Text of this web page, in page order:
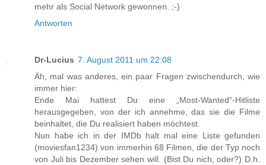
mehr als Social Network gewonnen. ;-)
Antworten
Dr-Lucius 7. August 2011 um 22:08
Äh, mal was anderes, ein paar Fragen zwischendurch, wie
immer hier:
Ende Mai hattest Du eine „Most-Wanted“-Hitliste
herausgegeben, von der ich annehme, das sie die Filme
beinhaltet, die Du realisiert haben möchtest.
Nun habe ich in der IMDb halt mal eine Liste gefunden
(moviesfan1234) von immerhin 68 Filmen, die der Typ noch
von Juli bis Dezember sehen will. (Bist Du nich, oder?) D.h.